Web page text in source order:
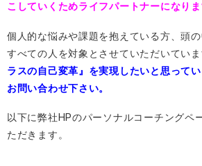
こしていくためライフパートナーになりま
個人的な悩みや課題を抱えている方、頭
すべての人を対象とさせていただいていま
ラスの自己変革』を実現したいと思ってい
お問い合わせ下さい。
以下に弊社HPのパーソナルコーチングペ
ただきます。